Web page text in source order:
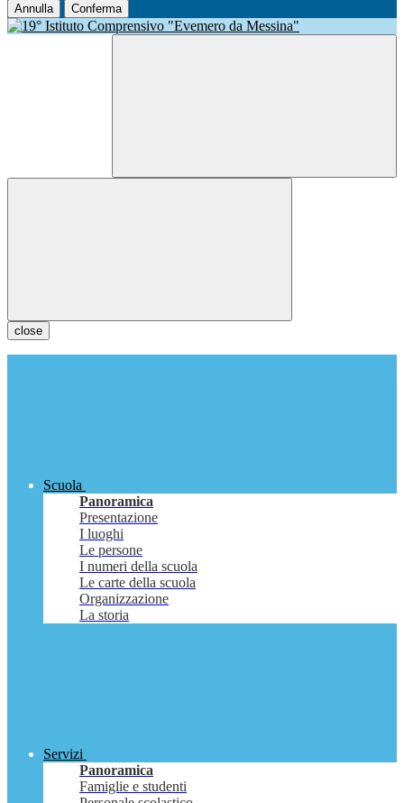
Annulla Conferma
close
Scuola
Panoramica
Presentazione
I luoghi
Le persone
I numeri della scuola
Le carte della scuola
Organizzazione
La storia
Servizi
Panoramica
Famiglie e studenti